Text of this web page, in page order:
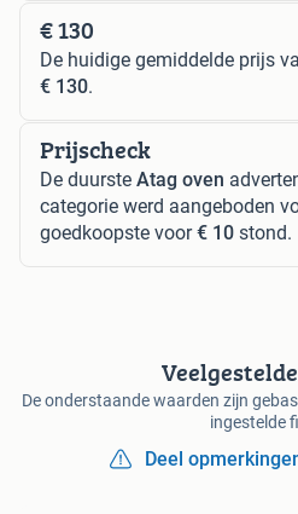
€ 130
De huidige gemiddelde prijs
€ 130.
Prijscheck
De duurste Atag oven
categorie werd aangeboden
goedkoopste voor€ 10 stond.
De onderstaande waarden zijn
ingestelde
Deel